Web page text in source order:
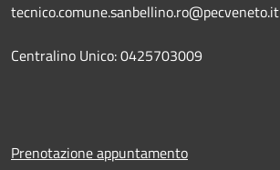
tecnico.comune.sanbellino.ro@pecveneto.it
Centralino Unico: 0425703009
Prenotazione appuntamento